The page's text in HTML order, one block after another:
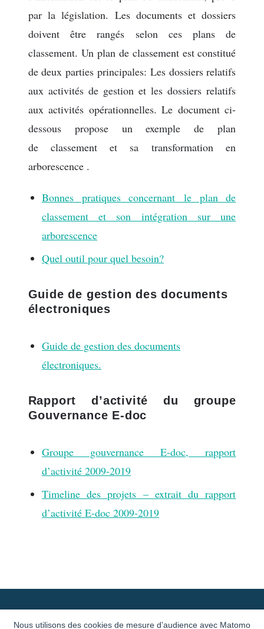
par la législation. Les documents et dossiers
doivent être rangés selon ces plans de
classement. Un plan de classement est constitué
de deux parties principales: Les dossiers relatifs
aux activités de gestion et les dossiers relatifs
aux activités opérationnelles. Le document ci-
dessous propose un exemple de plan
de classement et sa transformation en
arborescence .
Bonnes pratiques concernant le plan de
classement et son intégration sur une
arborescence
Quel outil pour quel besoin?
Guide de gestion des documents
électroniques
Guide de gestion des documents
électroniques.
Rapport d’activité du groupe
Gouvernance E-doc
Groupe gouvernance E-doc, rapport
d’activité 2009-2019
Timeline des projets – extrait du rapport
d’activité E-doc 2009-2019
Nous utilisons des cookies de mesure d’audience avec Matomo
Newsletter Conditions générales